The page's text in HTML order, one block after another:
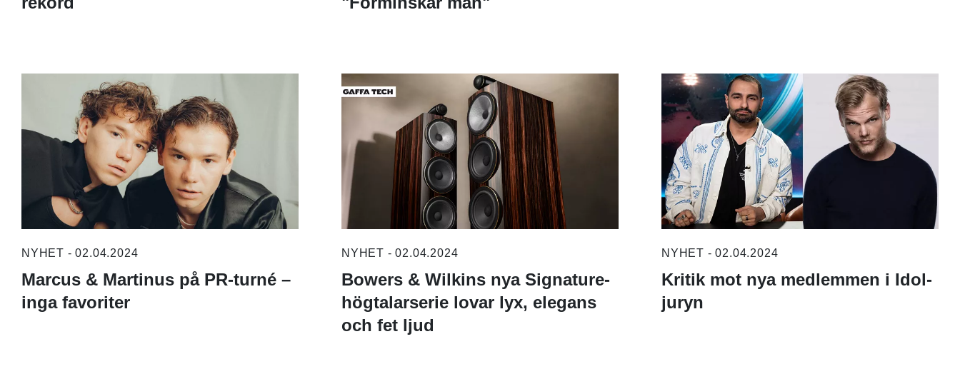
NYHET - 02.04.2024
Marcus & Martinus på PR-turné –
inga favoriter
NYHET - 02.04.2024
Bowers & Wilkins nya Signature-
högtalarserie lovar lyx, elegans
och fet ljud
NYHET - 02.04.2024
Kritik mot nya medlemmen i Idol-
juryn